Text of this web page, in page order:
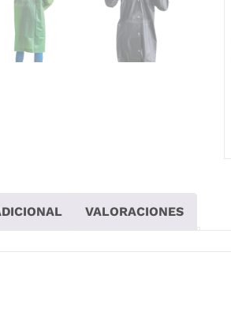
VALORACIONES